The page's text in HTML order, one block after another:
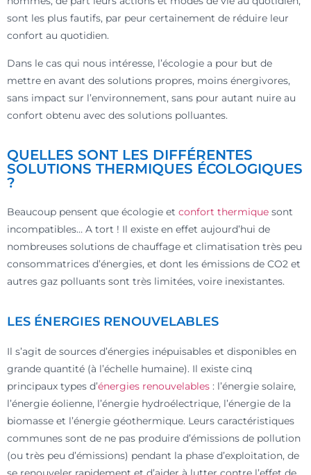
sont les plus fautifs, par peur certainement de réduire leur
confort au quotidien.
Dans le cas qui nous intéresse, l’écologie a pour but de
mettre en avant des solutions propres, moins énergivores,
sans impact sur l’environnement, sans pour autant nuire au
confort obtenu avec des solutions polluantes.
QUELLES SONT LES DIFFÉRENTES
SOLUTIONS THERMIQUES ÉCOLOGIQUES
?
Beaucoup pensent que écologie et confort thermique sont
incompatibles… A tort ! Il existe en effet aujourd’hui de
nombreuses solutions de chauffage et climatisation très peu
consommatrices d’énergies, et dont les émissions de CO2 et
autres gaz polluants sont très limitées, voire inexistantes.
LES ÉNERGIES RENOUVELABLES
Il s’agit de sources d’énergies inépuisables et disponibles en
grande quantité (à l’échelle humaine). Il existe cinq
principaux types d’énergies renouvelables : l’énergie solaire,
l’énergie éolienne, l’énergie hydroélectrique, l’énergie de la
biomasse et l’énergie géothermique. Leurs caractéristiques
communes sont de ne pas produire d’émissions de pollution
(ou très peu d’émissions) pendant la phase d’exploitation, de